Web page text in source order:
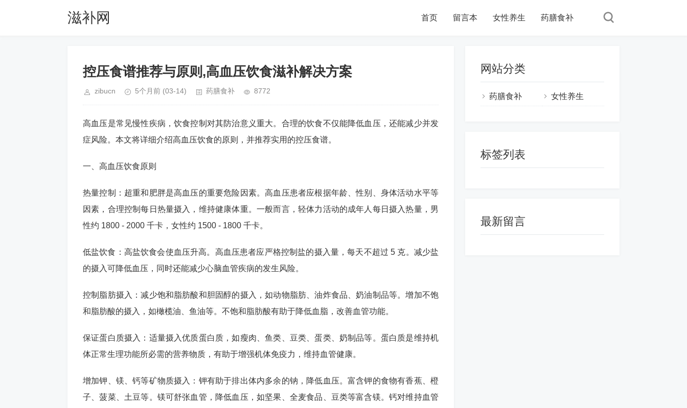
滋补网 首页 留言本 女性养生 药膳食补
控压食谱推荐与原则,高血压饮食滋补解决方案
zibucn 5个月前 (03-14) 药膳食补 8772
高血压是常见慢性疾病，饮食控制对其防治意义重大。合理的饮食不仅能降低血压，还能减少并发
症风险。本文将详细介绍高血压饮食的原则，并推荐实用的控压食谱。
一、高血压饮食原则
热量控制：超重和肥胖是高血压的重要危险因素。高血压患者应根据年龄、性别、身体活动水平等
因素，合理控制每日热量摄入，维持健康体重。一般而言，轻体力活动的成年人每日摄入热量，男
性约 1800 - 2000 千卡，女性约 1500 - 1800 千卡。
低盐饮食：高盐饮食会使血压升高。高血压患者应严格控制盐的摄入量，每天不超过 5 克。减少盐
的摄入可降低血压，同时还能减少心脑血管疾病的发生风险。
控制脂肪摄入：减少饱和脂肪酸和胆固醇的摄入，如动物脂肪、油炸食品、奶油制品等。增加不饱
和脂肪酸的摄入，如橄榄油、鱼油等。不饱和脂肪酸有助于降低血脂，改善血管功能。
保证蛋白质摄入：适量摄入优质蛋白质，如瘦肉、鱼类、豆类、蛋类、奶制品等。蛋白质是维持机
体正常生理功能所必需的营养物质，有助于增强机体免疫力，维持血管健康。
增加钾、镁、钙等矿物质摄入：钾有助于排出体内多余的钠，降低血压。富含钾的食物有香蕉、橙
子、菠菜、土豆等。镁可舒张血管，降低血压，如坚果、全麦食品、豆类等富含镁。钙对维持血管
网站分类
药膳食补 女性养生
标签列表
最新留言